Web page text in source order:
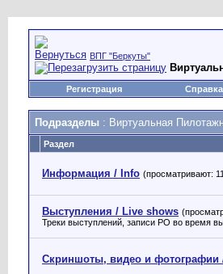
ВПГ "Беркуты"
Регистрация Справка
Подразделы : Виртуальная
Раздел
Информация / Info (просматривают:
Выступления / Live shows
Треки выступлений, записи РО во время
Скриншоты, видео и фотографии